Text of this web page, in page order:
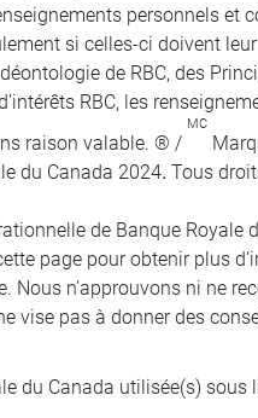
personnels et
si celles-ci doivent
de RBC, des
RBC, les
raison valable. ® /
MC
du Canada 2024. Tous
de Banque Royale
page pour obtenir plus
Nous n’approuvons ni ne
vise pas à donner des
du Canada utilisée(s)